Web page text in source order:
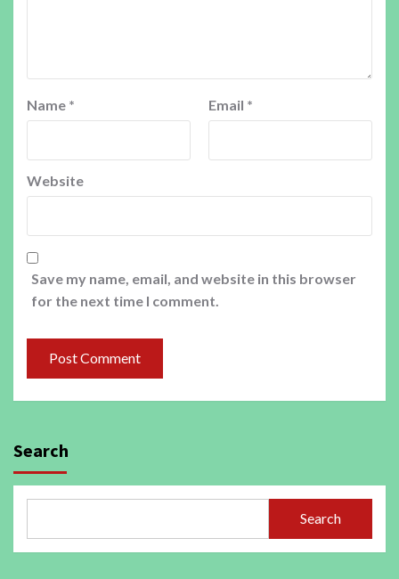
Name * Email *
Website
Save my name, email, and website in this browser
for the next time I comment.
Search
Search